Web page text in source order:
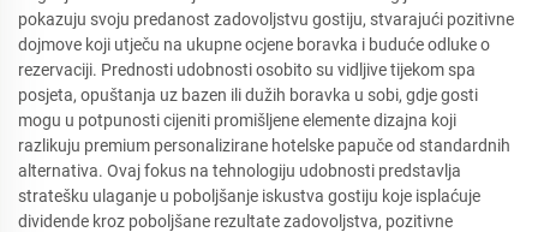
pokazuju svoju predanost zadovoljstvu gostiju, stvarajući pozitivne
dojmove koji utječu na ukupne ocjene boravka i buduće odluke o
rezervaciji. Prednosti udobnosti osobito su vidljive tijekom spa
posjeta, opuštanja uz bazen ili dužih boravka u sobi, gdje gosti
mogu u potpunosti cijeniti promišljene elemente dizajna koji
razlikuju premium personalizirane hotelske papuče od standardnih
alternativa. Ovaj fokus na tehnologiju udobnosti predstavlja
stratešku ulaganje u poboljšanje iskustva gostiju koje isplaćuje
dividende kroz poboljšane rezultate zadovoljstva, pozitivne